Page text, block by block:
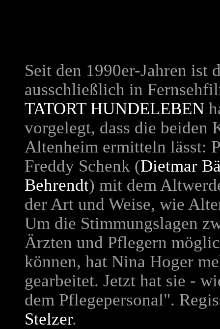
Seit den 1990er-Jahren ist
ausschließlich in
TATORT HUNDELEBEN
vorgelegt, dass die beiden
Altenheim ermitteln lässt:
Freddy Schenk (Dietmar
Behrendt) mit dem
der Art und Weise, wie
Um die Stimmungslagen
Ärzten und Pflegern
können, hat Nina Hoger
gearbeitet. Jetzt hat sie -
dem Pflegepersonal".
Stelzer.